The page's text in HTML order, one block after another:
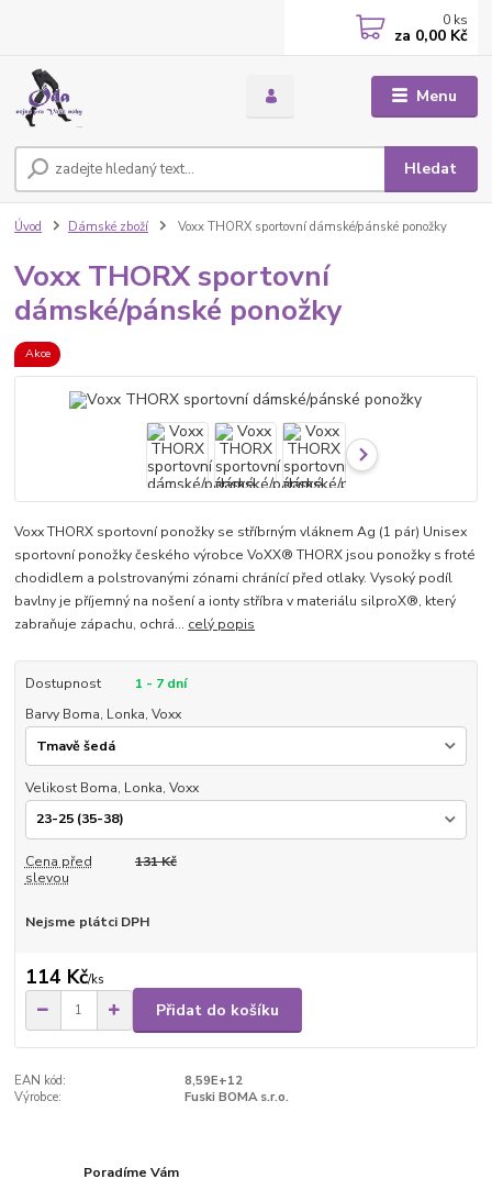
Menu
Hledat
0 ks
za 0,00 Kč
Úvod Dámské zboží Voxx THORX sportovní dámské/pánské ponožky
Voxx THORX sportovní
dámské/pánské ponožky
Akce
Voxx THORX sportovní ponožky se stříbrným vláknem Ag (1 pár) Unisex
sportovní ponožky českého výrobce VoXX® THORX jsou ponožky s froté
chodidlem a polstrovanými zónami chránící před otlaky. Vysoký podíl
bavlny je příjemný na nošení a ionty stříbra v materiálu silproX®, který
zabraňuje zápachu, ochrá... celý popis
Dostupnost
1 - 7 dní
Barvy Boma, Lonka, Voxx
Velikost Boma, Lonka, Voxx
Cena před
slevou
131 Kč
Nejsme plátci DPH
114 Kč/ks
Přidat do košíku
EAN kód:
8,59E+12
Výrobce:
Fuski BOMA s.r.o.
Poradíme Vám